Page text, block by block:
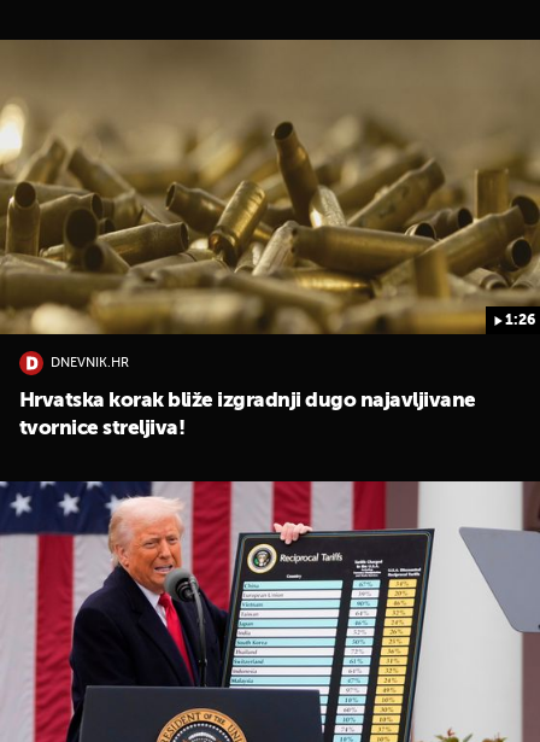
1:26
DNEVNIK.HR
Hrvatska korak bliže izgradnji dugo najavljivane
tvornice streljiva!